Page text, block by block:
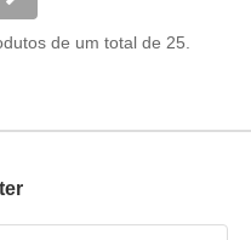
de um total de 25.